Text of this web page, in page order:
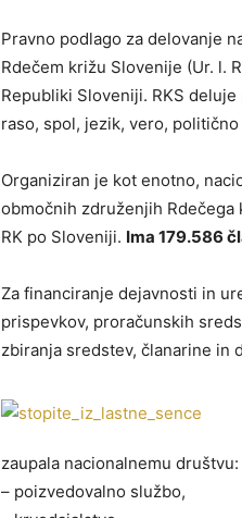
Pravno podlago za delovanje
Rdečem križu Slovenije (Ur. l.
Republiki Sloveniji. RKS
raso, spol, jezik, vero,
Organiziran je kot enotno,
območnih združenjih
RK po Sloveniji. Ima 179.586
Za financiranje dejavnosti in
prispevkov, proračunskih
zbiranja sredstev, članarine in
zaupala nacionalnemu društvu:
– poizvedovalno službo,